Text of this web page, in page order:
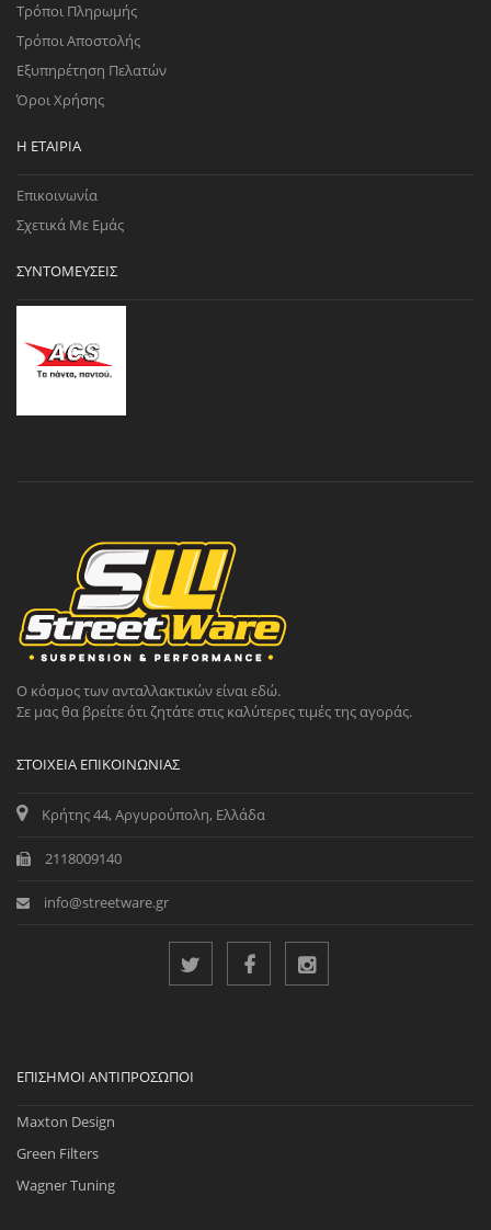
Τρόποι Πληρωμής
Τρόποι Αποστολής
Εξυπηρέτηση Πελατών
Όροι Χρήσης
Η ΕΤΑΙΡΊΑ
Επικοινωνία
Σχετικά Με Εμάς
ΣΥΝΤΟΜΕΎΣΕΙΣ
Ο κόσμος των ανταλλακτικών είναι εδώ.
Σε μας θα βρείτε ότι ζητάτε στις καλύτερες τιμές της αγοράς.
ΣΤΟΙΧΕΊΑ ΕΠΙΚΟΙΝΩΝΊΑΣ
Κρήτης 44, Αργυρούπολη, Ελλάδα
2118009140
info@streetware.gr
ΕΠΊΣΗΜΟΙ ΑΝΤΙΠΡΌΣΩΠΟΙ
Maxton Design
Green Filters
Wagner Tuning